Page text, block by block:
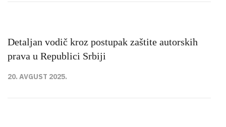
Detaljan vodič kroz postupak zaštite autorskih
prava u Republici Srbiji
20. AVGUST 2025.